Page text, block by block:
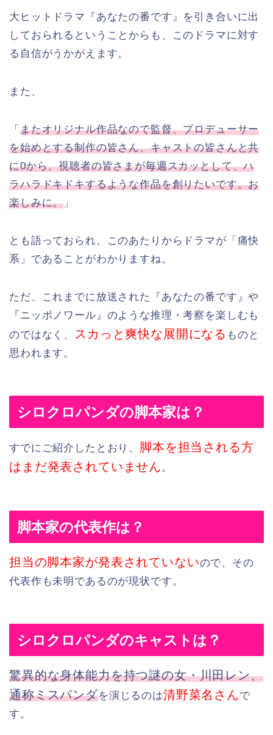
大ヒットドラマ『あなたの番です』を引き合いに出
しておられるということからも、このドラマに対す
る自信がうかがえます。
また、
「 またオリジナル作品なので監督、プロデューサー
を始めとする制作の皆さん、キャストの皆さんと共
に0から、視聴者の皆さまが毎週スカッとして、ハ
ラハラドキドキするような作品を創りたいです。お
楽しみに。 」
とも語っておられ、このあたりからドラマが「痛快
系」であることがわかりますね。
ただ、これまでに放送された『あなたの番です』や
『ニッポノワール』のような推理・考察を楽しむも
のではなく、
スカっと爽快な展開になる ものと
思われます。
シロクロパンダの脚本家は？
すでにご紹介したとおり、
脚本を担当される方
はまだ発表されていません。
脚本家の代表作は？
担 当の脚本家が発表されていないので、その
代表作も未明であるのが現状です。
シロクロパンダのキャストは？
驚異的な身体能力を持つ謎の女・川田レン、
通称ミスパンダを演じるのは清野菜名さんで
す。